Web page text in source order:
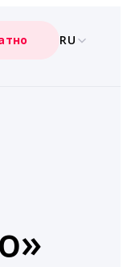
RU